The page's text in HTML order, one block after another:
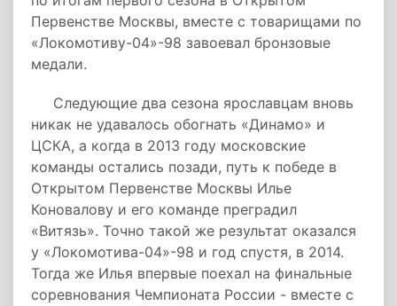
Первенстве Москвы, вместе с товарищами по
«Локомотиву-04»-98 завоевал бронзовые
медали.
Следующие два сезона ярославцам вновь
никак не удавалось обогнать «Динамо» и
ЦСКА, а когда в 2013 году московские
команды остались позади, путь к победе в
Открытом Первенстве Москвы Илье
Коновалову и его команде преградил
«Витязь». Точно такой же результат оказался
у «Локомотива-04»-98 и год спустя, в 2014.
Тогда же Илья впервые поехал на финальные
соревнования Чемпионата России - вместе с